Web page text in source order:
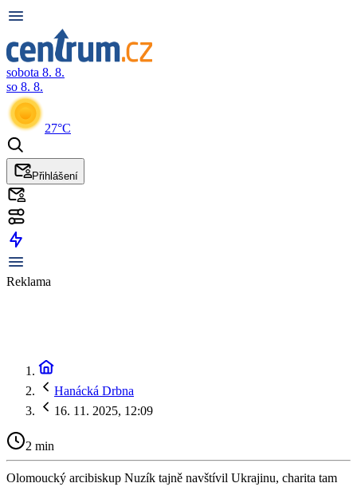
sobota 8. 8.
so 8. 8.
27°C
Přihlášení
Reklama
Hanácká Drbna
16. 11. 2025, 12:09
2 min
Olomoucký arcibiskup Nuzík tajně navštívil Ukrajinu, charita tam